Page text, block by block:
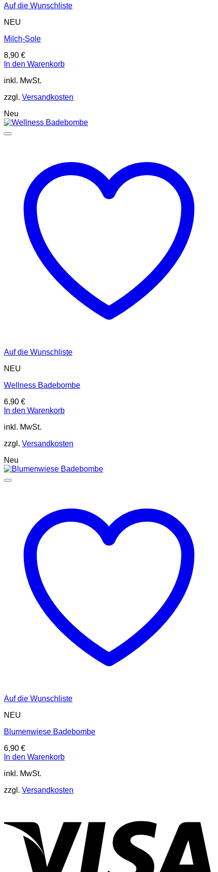
Auf die Wunschliste
NEU
Milch-Sole
8,90 €
In den Warenkorb
inkl. MwSt.
zzgl. Versandkosten
Neu
Auf die Wunschliste
NEU
Wellness Badebombe
6,90 €
In den Warenkorb
inkl. MwSt.
zzgl. Versandkosten
Neu
Auf die Wunschliste
NEU
Blumenwiese Badebombe
6,90 €
In den Warenkorb
inkl. MwSt.
zzgl. Versandkosten